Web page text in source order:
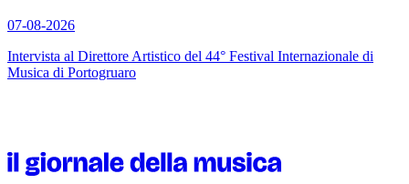
07-08-2026
Intervista al Direttore Artistico del 44° Festival Internazionale di
Musica di Portogruaro